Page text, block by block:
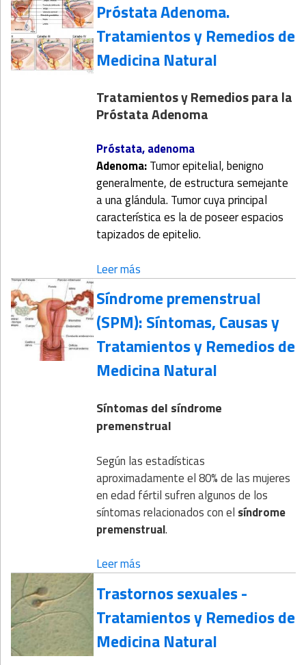
Próstata Adenoma.
Tratamientos y Remedios de
Medicina Natural
Tratamientos y Remedios para la
Próstata Adenoma
Próstata, adenoma
Adenoma:Tumor epitelial, benigno
generalmente, de estructura semejante
a una glándula. Tumor cuya principal
característica es la de poseer espacios
tapizados de epitelio.
Leer más
Síndrome premenstrual
(SPM): Síntomas, Causas y
Tratamientos y Remedios de
Medicina Natural
Síntomas del síndrome
premenstrual
Según las estadísticas
aproximadamente el 80% de las mujeres
en edad fértil sufren algunos de los
síntomas relacionados con el síndrome
premenstrual.
Leer más
Trastornos sexuales -
Tratamientos y Remedios de
Medicina Natural